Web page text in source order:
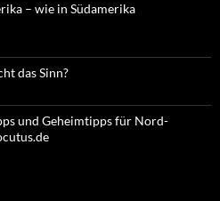
– wie in Südamerika
das Sinn?
und Geheimtipps für Nord-